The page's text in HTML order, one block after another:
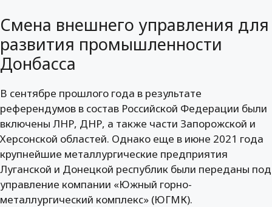
Смена внешнего управления для
развития промышленности
Донбасса
В сентябре прошлого года в результате
референдумов в состав Российской Федерации были
включены ЛНР, ДНР, а также части Запорожской и
Херсонской областей. Однако еще в июне 2021 года
крупнейшие металлургические предприятия
Луганской и Донецкой республик были переданы под
управление компании «Южный горно-
металлургический комплекс» (ЮГМК).